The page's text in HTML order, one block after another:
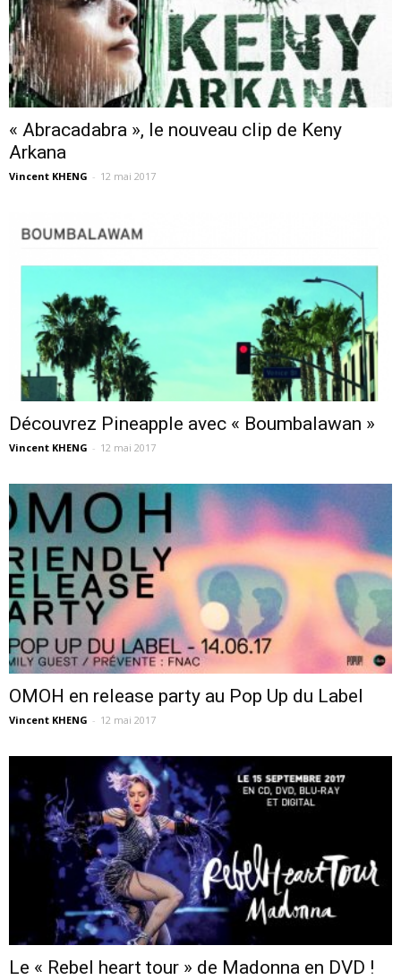
« Abracadabra », le nouveau clip de Keny
Arkana
Vincent KHENG - 12 mai 2017
Découvrez Pineapple avec « Boumbalawan »
Vincent KHENG - 12 mai 2017
OMOH en release party au Pop Up du Label
Vincent KHENG - 12 mai 2017
Le « Rebel heart tour » de Madonna en DVD !